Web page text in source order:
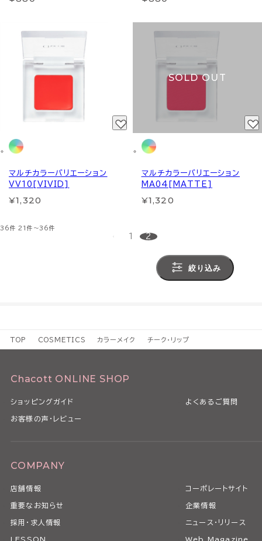
マルチカラーバリエーション
VV10[VIVID]
¥1,320
SOLD OUT
マルチカラーバリエーション
MA04[MATTE]
¥1,320
36件21件～36件
1 2
絞り込み
TOP COSMETICS カラーメイク チーク・リップ
Chacott ONLINE SHOP
ショッピングガイド よくあるご質問
お客様の声・レビュー
COMPANY
店舗情報 コーポレートサイト
重要なお知らせ 企業情報
採用・求人情報 ニュース・リリース
LESSON Web Magazine